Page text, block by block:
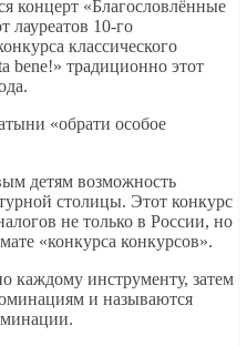
концерт «Благословлённые
лауреатов 10-го
классического
bene!» традиционно этот
«обрати особое
детям возможность
столицы. Этот конкурс
не только в России, но
«конкурса конкурсов».
каждому инструменту, затем
и называются